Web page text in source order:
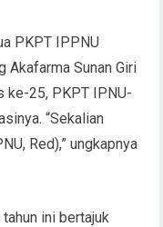
PKPT IPPNU
Akafarma Sunan Giri
ke-25, PKPT IPNU-
“Sekalian
Red),” ungkapnya
ini bertajuk